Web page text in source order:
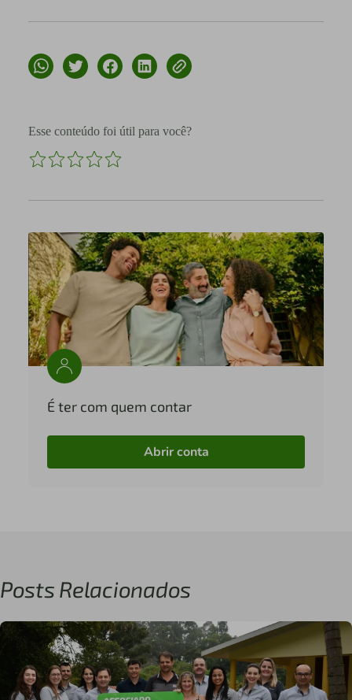
Esse conteúdo foi útil para você?
É ter com quem contar
Abrir conta
Posts Relacionados